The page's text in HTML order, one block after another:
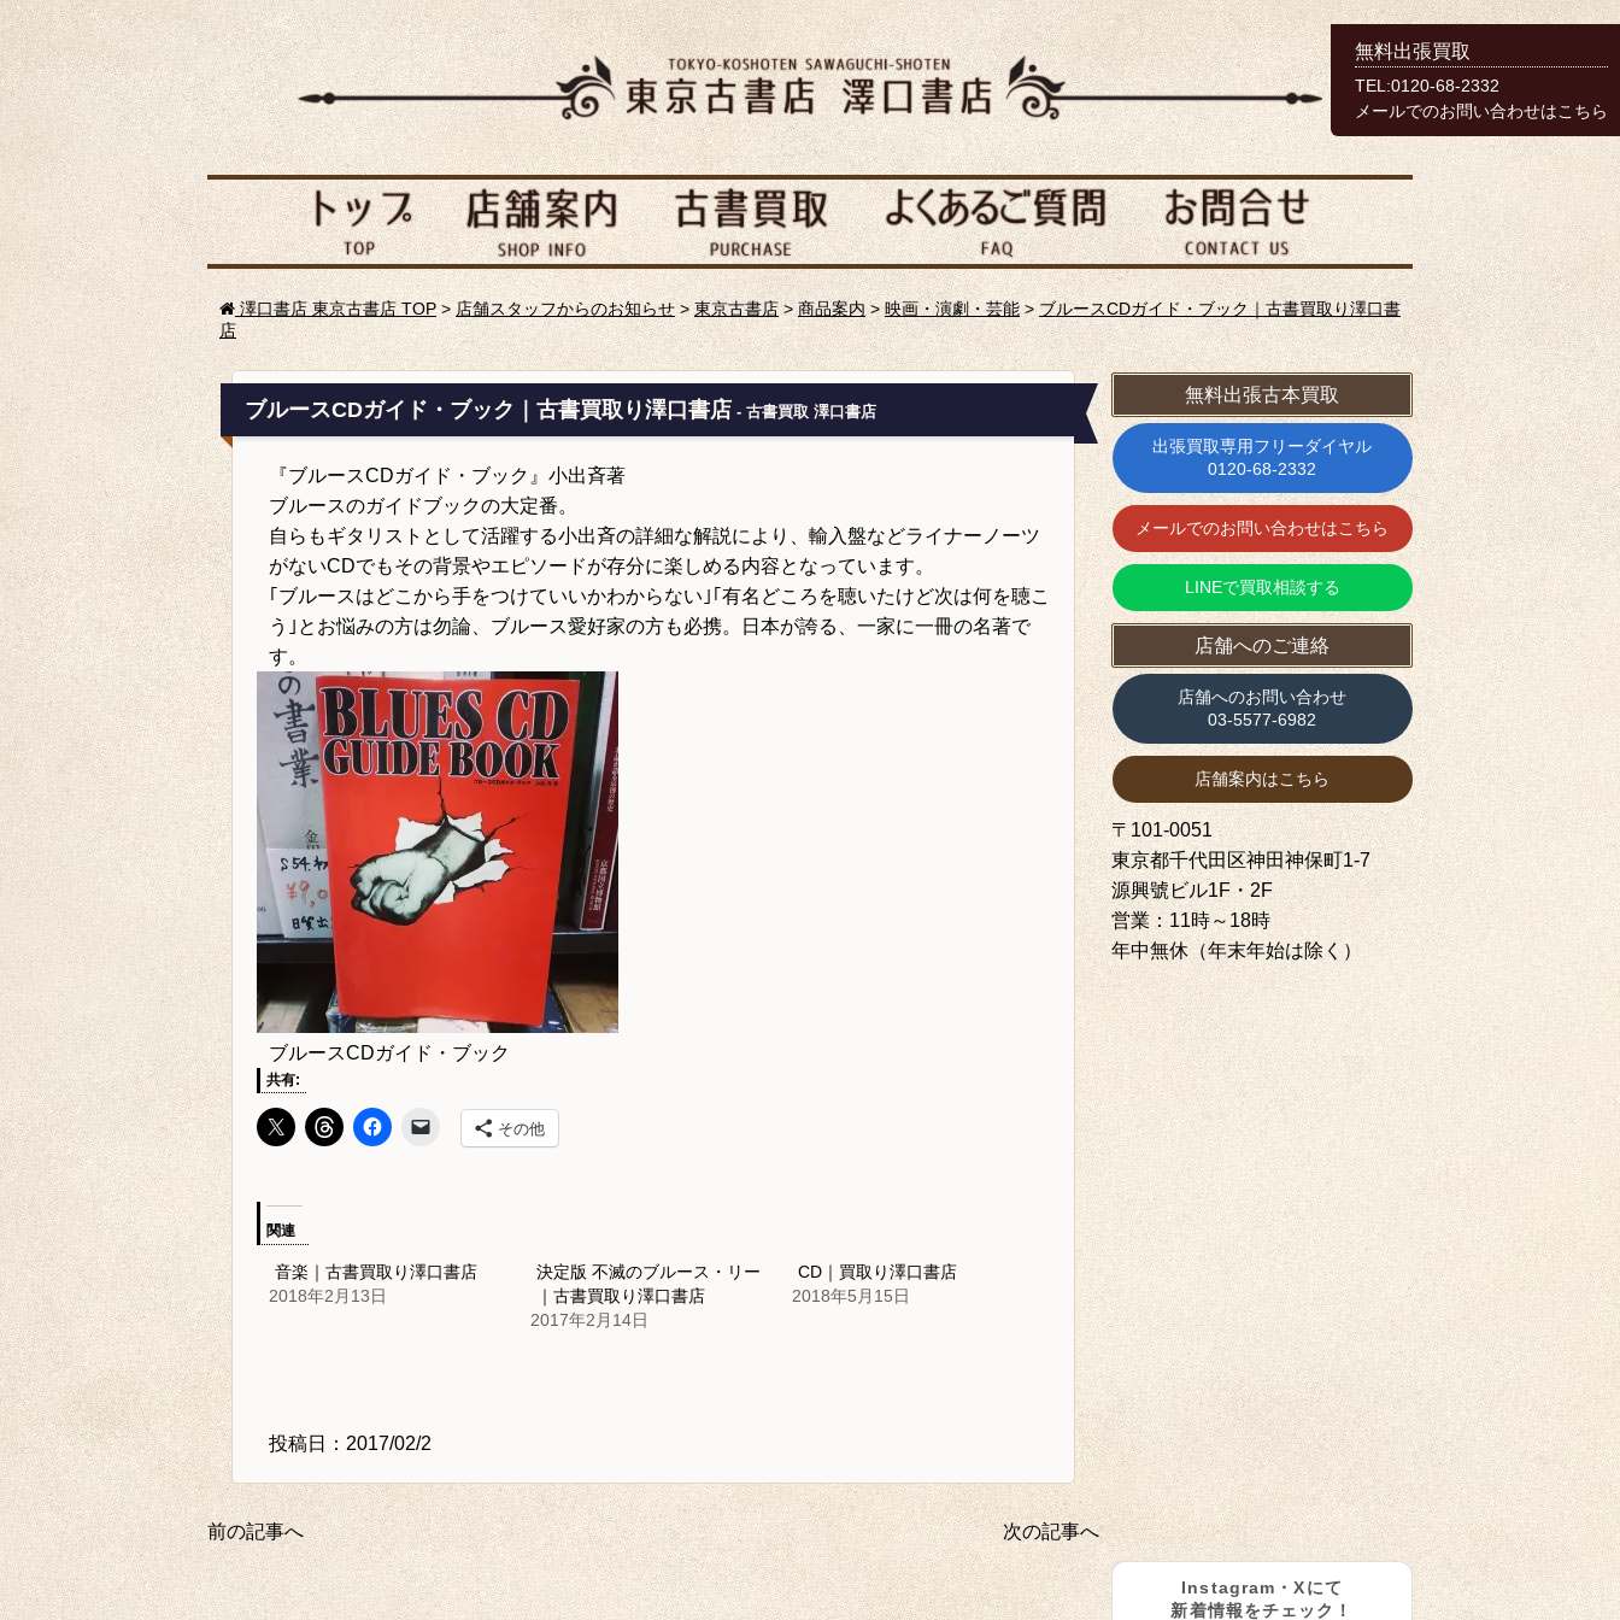
澤口書店 東京古書店 TOP > 店舗スタッフからのお知らせ >東京古書店> 商品案内>映画・演劇・芸能> ブルースCDガイド・ブック｜古書買取り澤口書
店
ブルースCDガイド・ブック｜古書買取り澤口書店 - 古書買取 澤口書店
『ブルースCDガイド・ブック』小出斉著
ブルースのガイドブックの大定番。
自らもギタリストとして活躍する小出斉の詳細な解説により、輸入盤などライナーノーツ
がないCDでもその背景やエピソードが存分に楽しめる内容となっています。
｢ブルースはどこから手をつけていいかわからない｣｢有名どころを聴いたけど次は何を聴こ
う｣とお悩みの方は勿論、ブルース愛好家の方も必携。日本が誇る、一家に一冊の名著で
す。
ブルースCDガイド・ブック
共有:
その他
関連
音楽｜古書買取り澤口書店
2018年2月13日
決定版 不滅のブルース・リー
｜古書買取り澤口書店
2017年2月14日
CD｜買取り澤口書店
2018年5月15日
投稿日：2017/02/2
次の記事へ
前の記事へ
無料出張古本買取
出張買取専用フリーダイヤル
0120-68-2332
メールでのお問い合わせはこちら
LINEで買取相談する
店舗へのご連絡
店舗へのお問い合わせ
03-5577-6982
店舗案内はこちら
〒101-0051
東京都千代田区神田神保町1‐7
源興號ビル1F・2F
営業：11時～18時
年中無休（年末年始は除く）
Instagram・Xにて
新着情報をチェック！
無料出張買取
TEL:0120-68-2332
メールでのお問い合わせはこちら